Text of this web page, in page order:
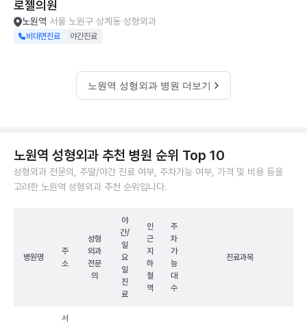
로젤의원
노원역 서울 노원구 상계동 성형외과
비대면진료 야간진료
노원역 성형외과 병원 더보기
노원역 성형외과 추천 병원 순위 Top 10
성형외과 전문의, 주말/야간 진료 여부, 주차가능 여부, 가격 및 비용 등을
고려한 노원역 성형외과 추천 순위입니다.
병원명
주
소
성형
외과
전문
의
야
간/
일
요
일
진
료
인
근
지
하
철
역
주
차
가
능
대
수
진료과목
서